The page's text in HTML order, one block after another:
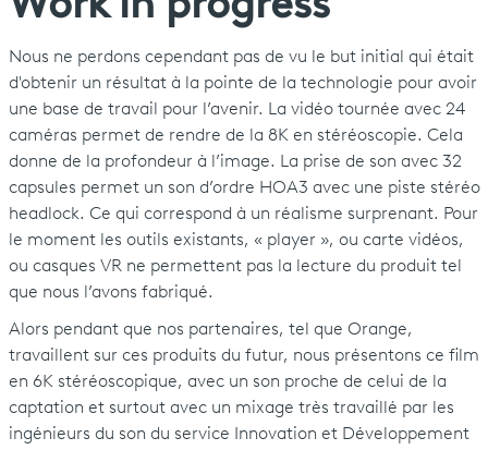
Nous ne perdons cependant pas de vu le but initial qui était
d'obtenir un résultat à la pointe de la technologie pour avoir
une base de travail pour l’avenir. La vidéo tournée avec 24
caméras permet de rendre de la 8K en stéréoscopie. Cela
donne de la profondeur à l’image. La prise de son avec 32
capsules permet un son d’ordre HOA3 avec une piste stéréo
headlock. Ce qui correspond à un réalisme surprenant. Pour
le moment les outils existants, « player », ou carte vidéos,
ou casques VR ne permettent pas la lecture du produit tel
que nous l’avons fabriqué.
Alors pendant que nos partenaires, tel que Orange,
travaillent sur ces produits du futur, nous présentons ce film
en 6K stéréoscopique, avec un son proche de celui de la
captation et surtout avec un mixage très travaillé par les
ingénieurs du son du service Innovation et Développement